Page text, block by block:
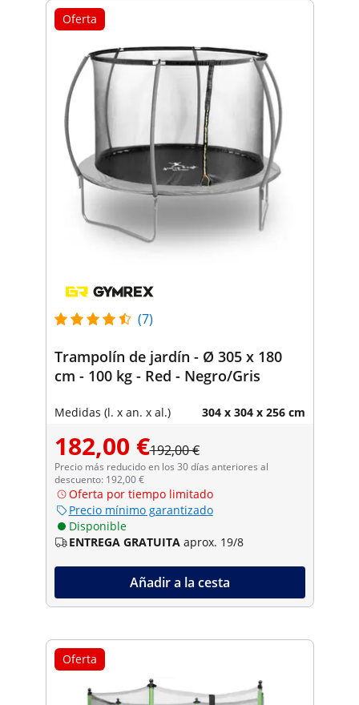
Oferta
(7)
Trampolín de jardín - Ø 305 x 180
cm - 100 kg - Red - Negro/Gris
Medidas (l. x an. x al.) 304 x 304 x 256 cm
182,00 €192,00 €
Precio más reducido en los 30 días anteriores al
descuento: 192,00 €
Oferta por tiempo limitado
Precio mínimo garantizado
Disponible
ENTREGA GRATUITA aprox. 19/8
Añadir a la cesta
Oferta